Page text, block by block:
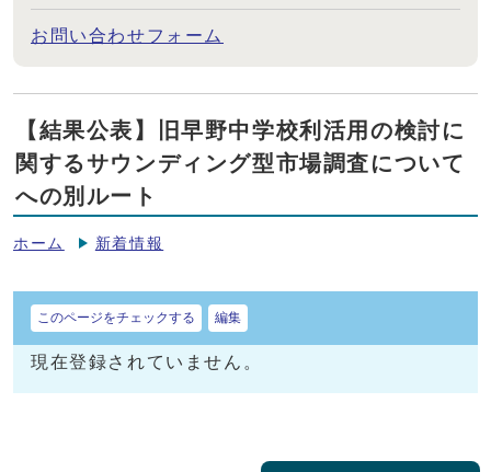
お問い合わせフォーム
【結果公表】旧早野中学校利活用の検討に
関するサウンディング型市場調査について
への別ルート
ホーム 新着情報
このページをチェックする 編集
現在登録されていません。